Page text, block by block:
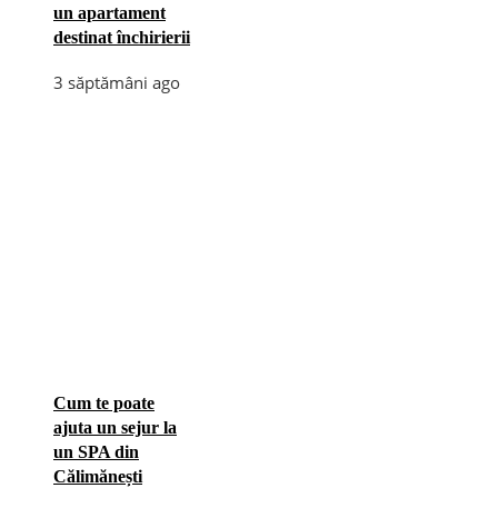
un apartament
destinat închirierii
3 săptămâni ago
Cum te poate
ajuta un sejur la
un SPA din
Călimănești